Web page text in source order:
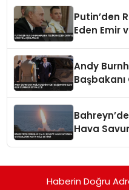
Putin’den
Eden Emir
Andy
Hava
Haberin Doğru